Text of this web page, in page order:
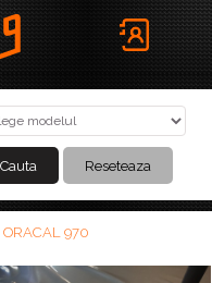
ORACAL 970